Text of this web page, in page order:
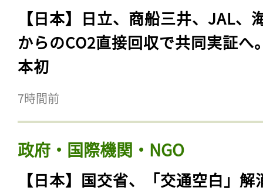
【日本】日立、商船三井、JAL、
からのCO2直接回収で共同実証へ
本初
7時間前
政府・国際機関・NGO
【日本】国交省、「交通空白」解